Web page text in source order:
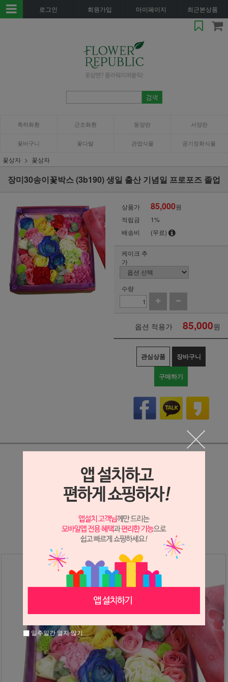
로그인 회원가입 마이페이지 최근본상품
축하화환 근조화환 동양란 서양란
꽃바구니 꽃다발 관엽식물 공기정화식물
꽃상자 꽃상자
장미30송이꽃박스 (3b190) 생일 출산 기념일 프로포즈 졸업
상품가 85,000원
적립금
1%
배송비
(무료)
케이크 추
가
수량
옵션 적용가 85,000원
관심상품 장바구니
구매하기
상세정보 새창 열기
상세 정보를 확대해 보실 수 있습니다.
※ 필독해주세요 ※
장미는 시세 변동에 따라 가격이 달라질 수 있으니
일주일간 열지 않기